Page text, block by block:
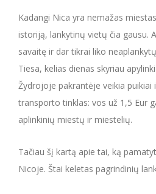
Kadangi Nica yra nemažas
istoriją, lankytinų vietų čia gausu.
savaitę ir dar tikrai liko
Tiesa, kelias dienas skyriau
Žydrojoje pakrantėje veikia puikiai
transporto tinklas: vos už 1,5 Eur
aplinkinių miestų ir miestelių.
Tačiau šį kartą apie tai, ką
Nicoje. Štai keletas pagrindinių